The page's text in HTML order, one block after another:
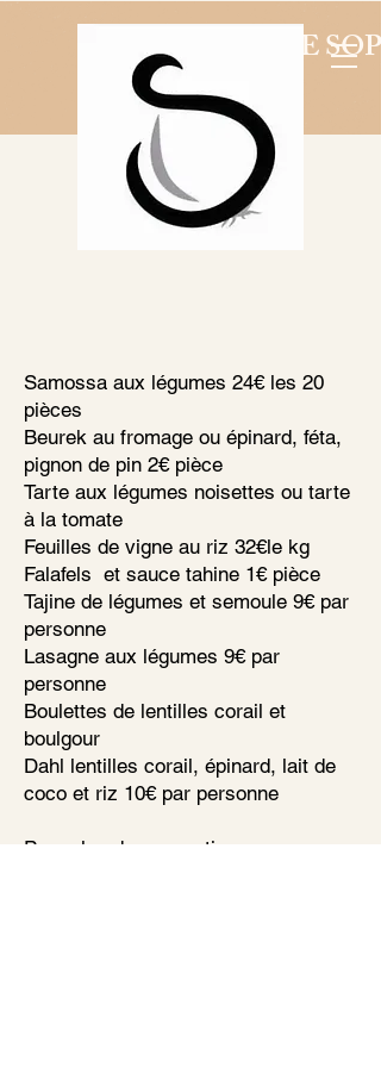
LA CUISINE DE
Samossa aux légumes 24€ les 20
pièces
Beurek au fromage ou épinard, féta,
pignon de pin 2€ pièce
Tarte aux légumes noisettes ou tarte
à la tomate
Feuilles de vigne au riz 32€le kg
Falafels et sauce tahine 1€ pièce
Tajine de légumes et semoule 9€ par
personne
Lasagne aux légumes 9€ par
personne
Boulettes de lentilles corail et
boulgour
Dahl lentilles corail, épinard, lait de
coco et riz 10€ par personne
Pour plus de suggestions nous